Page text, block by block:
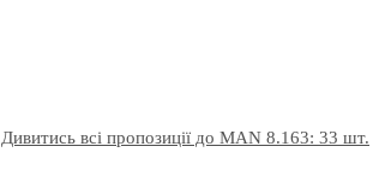
Дивитись всі пропозиції до MAN 8.163: 33 шт.